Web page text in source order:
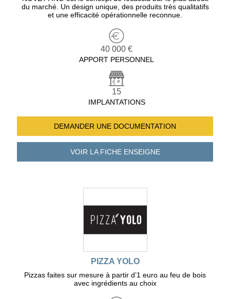
du marché. Un design unique, des produits très qualitatifs
et une efficacité opérationnelle reconnue.
40 000 €
APPORT PERSONNEL
15
IMPLANTATIONS
DEMANDER UNE DOCUMENTATION
VOIR LA FICHEENSEIGNE
PIZZA YOLO
Pizzas faites sur mesure à partir d’1 euro au feu de bois
avec ingrédients au choix